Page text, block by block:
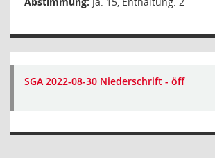
SGA 2022-08-30 Niederschrift - öff